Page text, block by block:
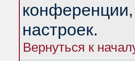
настроек.
Вернуться к